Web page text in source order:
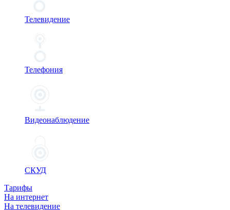
Телевидение
Телефония
Видеонаблюдение
СКУД
Тарифы
На интернет
На телевидение